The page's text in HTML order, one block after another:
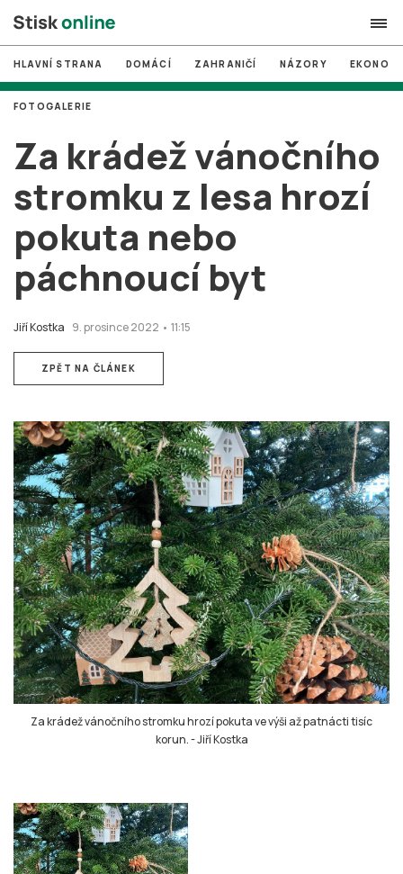
search
# MUNI
# Brno
# volby
login PŘIHLÁSIT SE
Zapomněli jste heslo?
Založit nový účet
HLAVNÍ STRANA DOMÁCÍ ZAHRANIČÍ NÁZORY
Za krádež vánočního
stromku z lesa hrozí
pokuta nebo
páchnoucí byt
Jiří Kostka 9. prosince 2022 • 11:15
FOTOGALERIE
ZPĚT NA ČLÁNEK
Za krádež vánočního stromku hrozí pokuta ve výši až patnácti tisíc
korun.-Jiří Kostka